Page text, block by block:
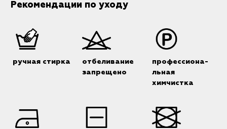
Рекомендации по уходу
ручная стирка
отбеливание
запрещено
профессиона-
льная
химчистка